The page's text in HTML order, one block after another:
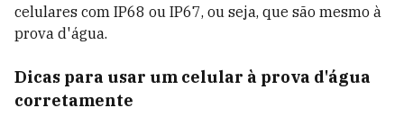
celulares com IP68 ou IP67, ou seja, que são mesmo à
prova d'água.
Dicas para usar um celular à prova d'água
corretamente